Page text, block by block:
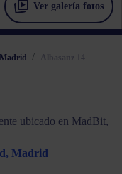
Ver galería fotos
/
ubicado en MadBit,
Madrid